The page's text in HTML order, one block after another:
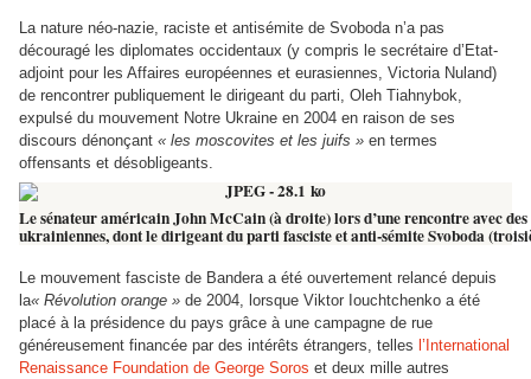
La nature néo-nazie, raciste et antisémite de Svoboda n’a pas
découragé les diplomates occidentaux (y compris le secrétaire d’Etat-
adjoint pour les Affaires européennes et eurasiennes, Victoria Nuland)
de rencontrer publiquement le dirigeant du parti, Oleh Tiahnybok,
expulsé du mouvement Notre Ukraine en 2004 en raison de ses
discours dénonçant « les moscovites et les juifs » en termes
offensants et désobligeants.
Le sénateur américain John McCain (à droite) lors d’une rencontre avec
ukrainiennes, dont le dirigeant du parti fasciste et anti-sémite Svoboda
Le mouvement fasciste de Bandera a été ouvertement relancé depuis
la« Révolution orange » de 2004, lorsque Viktor Iouchtchenko a été
placé à la présidence du pays grâce à une campagne de rue
généreusement financée par des intérêts étrangers, telles l’International
Renaissance Foundation de George Soros et deux mille autres